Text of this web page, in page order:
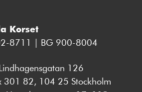
Korset
8711 | BG 900-8004
126
301 82, 104 25 Stockholm